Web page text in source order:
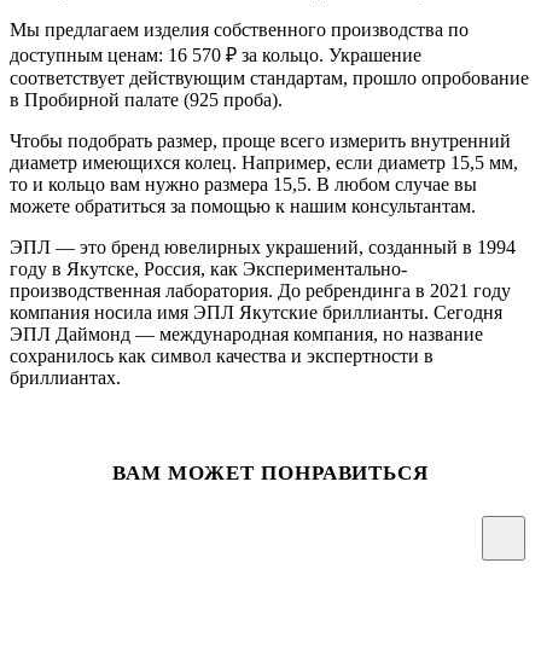
Мы предлагаем изделия собственного производства по
доступным ценам: 16 570 ₽ за кольцо. Украшение
соответствует действующим стандартам, прошло опробование
в Пробирной палате (925 проба).
Чтобы подобрать размер, проще всего измерить внутренний
диаметр имеющихся колец. Например, если диаметр 15,5 мм,
то и кольцо вам нужно размера 15,5. В любом случае вы
можете обратиться за помощью к нашим консультантам.
ЭПЛ — это бренд ювелирных украшений, созданный в 1994
году в Якутске, Россия, как Экспериментально-
производственная лаборатория. До ребрендинга в 2021 году
компания носила имя ЭПЛ Якутские бриллианты. Сегодня
ЭПЛ Даймонд — международная компания, но название
сохранилось как символ качества и экспертности в
бриллиантах.
ВАМ МОЖЕТ ПОНРАВИТЬСЯ